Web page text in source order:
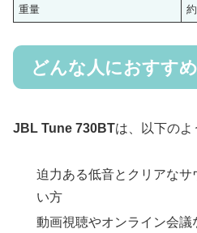
重量
どんな人におすす
JBL Tune 730BTは、以下のよ
迫力ある低音とクリアなサ
い方
動画視聴やオンライン会議